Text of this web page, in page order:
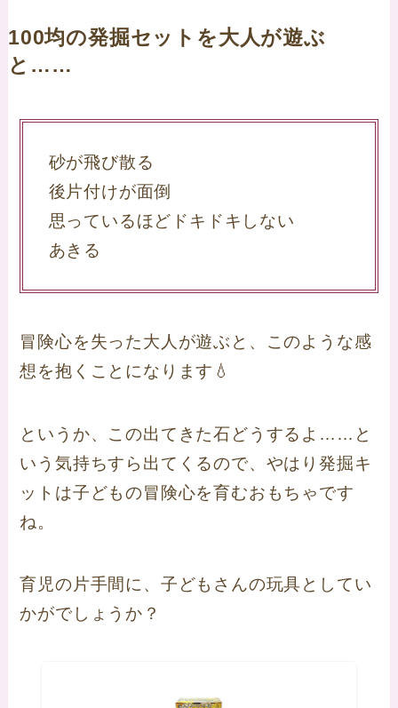
100均の発掘セットを大人が遊ぶ
と……
砂が飛び散る
後片付けが面倒
思っているほどドキドキしない
あきる
冒険心を失った大人が遊ぶと、このような感
想を抱くことになります💧
というか、この出てきた石どうするよ……と
いう気持ちすら出てくるので、やはり発掘キ
ットは子どもの冒険心を育むおもちゃです
ね。
育児の片手間に、子どもさんの玩具としてい
かがでしょうか？